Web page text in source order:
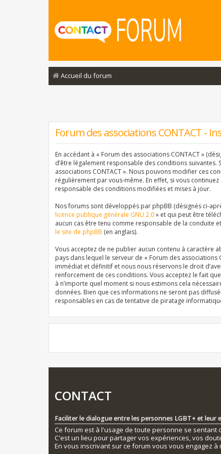
Accueil du forum
Forum des associations CONTACT -
En accédant à « Forum des associations CONTACT »
d’être légalement responsable des conditions suivantes.
associations CONTACT ». Nous pouvons modifier ces
régulièrement par vous-même. En effet, si vous
responsable des conditions modifiées et mises à jour.
Nos forums sont développés par phpBB (désignés ci-
licence publique générale GNU 2.0» et qui peut être
aucun cas être tenu comme responsable de la conduite
le site de phpBB (en anglais).
Vous acceptez de ne publier aucun contenu à
pays dans lequel le serveur de « Forum des
immédiat et définitif et nous nous réservons le droit
renforcement de ces conditions. Vous acceptez le fait
à n’importe quel moment si nous estimons cela
données. Bien que ces informations ne seront pas
responsables en cas de tentative de piratage
CONTACT
Faciliter le dialogue entre les personnes LGBT+ et leur
Ce forum est à l'usage de toute personne se
C'est un lieu pour partager vos expériences, vos
En vous inscrivant sur ce forum vous vous engagez à